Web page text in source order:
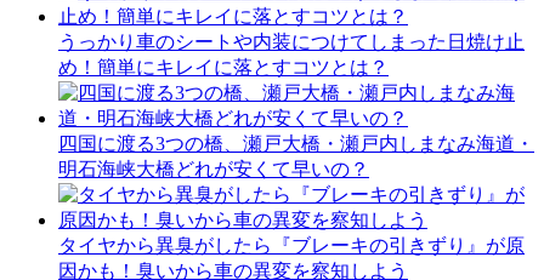
うっかり車のシートや内装につけてしまった日焼け止
め！簡単にキレイに落とすコツとは？
四国に渡る3つの橋、瀬戸大橋・瀬戸内しまなみ海道・
明石海峡大橋どれが安くて早いの？
タイヤから異臭がしたら『ブレーキの引きずり』が原
因かも！臭いから車の異変を察知しよう